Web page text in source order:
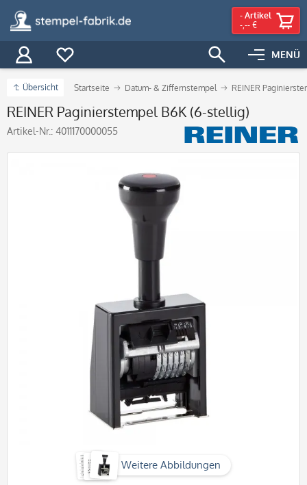
MENÜ
- Artikel
-,-- €
Übersicht Startseite Datum- & Ziffernstempel REINER
REINER Paginierstempel B6K (6-stellig)
Artikel-Nr.: 4011170000055
Weitere Abbildungen